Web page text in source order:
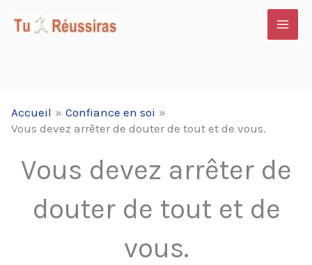
Accueil
Confiance en soi
Vous devez arrêter de douter de tout et de vous.
Vous devez arrêter de
douter de tout et de
vous.